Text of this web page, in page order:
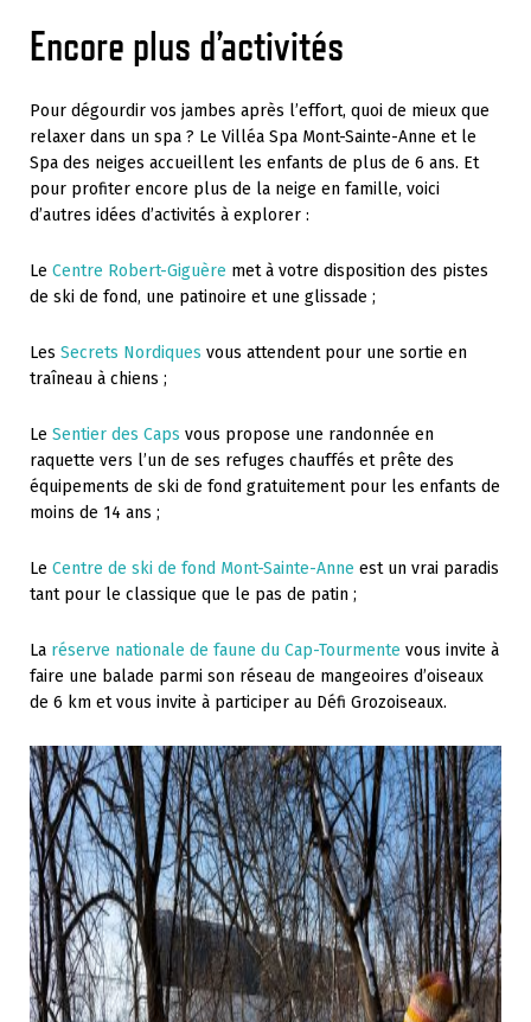
Encore plus d’activités
Pour dégourdir vos jambes après l’effort, quoi de mieux que
relaxer dans un spa ? Le Villéa Spa Mont-Sainte-Anne et le
Spa des neiges accueillent les enfants de plus de 6 ans. Et
pour profiter encore plus de la neige en famille, voici
d’autres idées d’activités à explorer :
Le Centre Robert-Giguère met à votre disposition des pistes
de ski de fond, une patinoire et une glissade ;
Les Secrets Nordiques vous attendent pour une sortie en
traîneau à chiens ;
Le Sentier des Caps vous propose une randonnée en
raquette vers l’un de ses refuges chauffés et prête des
équipements de ski de fond gratuitement pour les enfants de
moins de 14 ans ;
Le Centre de ski de fond Mont-Sainte-Anne est un vrai paradis
tant pour le classique que le pas de patin ;
La réserve nationale de faune du Cap-Tourmente vous invite à
faire une balade parmi son réseau de mangeoires d’oiseaux
de 6 km et vous invite à participer au Défi Grozoiseaux.